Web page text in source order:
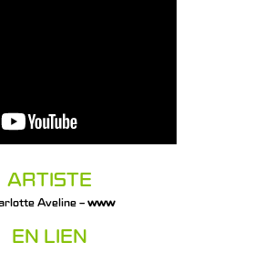
ARTISTE
Aveline –www
EN LIEN